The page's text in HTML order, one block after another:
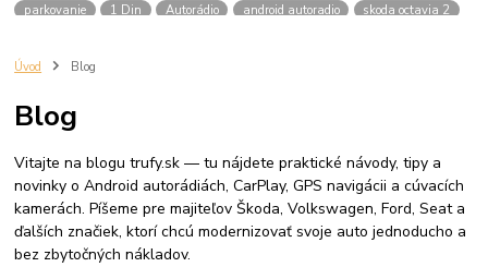
parkovanie
1 Din Autorádio android autoradio
skoda octavia 2
apple carplay volkswagen
CarPlay Škoda Octavia 2
autorádio Škoda Octavia 3
CarPlay Škoda Octavia 3
Android Auto Octavia 3
Škoda Fabia 2 Android autorádio
CarPlay
Android Auto
GPS navigácia Bluetooth
autorádio Fabia
7 palcové autorádio
Úvod Blog
Blog
Vitajte na blogu trufy.sk — tu nájdete praktické návody, tipy a
novinky o Android autorádiách, CarPlay, GPS navigácii a cúvacích
kamerách. Píšeme pre majiteľov Škoda, Volkswagen, Ford, Seat a
ďalších značiek, ktorí chcú modernizovať svoje auto jednoducho a
bez zbytočných nákladov.